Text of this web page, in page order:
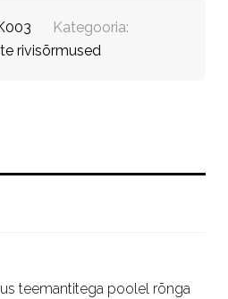
Kategooria:
rivisõrmused
teemantitega poolel rõnga